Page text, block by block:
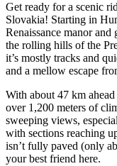
Get ready for a scenic
Slovakia! Starting in
Renaissance manor and
the rolling hills of the
it’s mostly tracks and
and a mellow escape
With about 47 km
over 1,200 meters of
sweeping views,
with sections reaching
isn’t fully paved (only
your best friend here.